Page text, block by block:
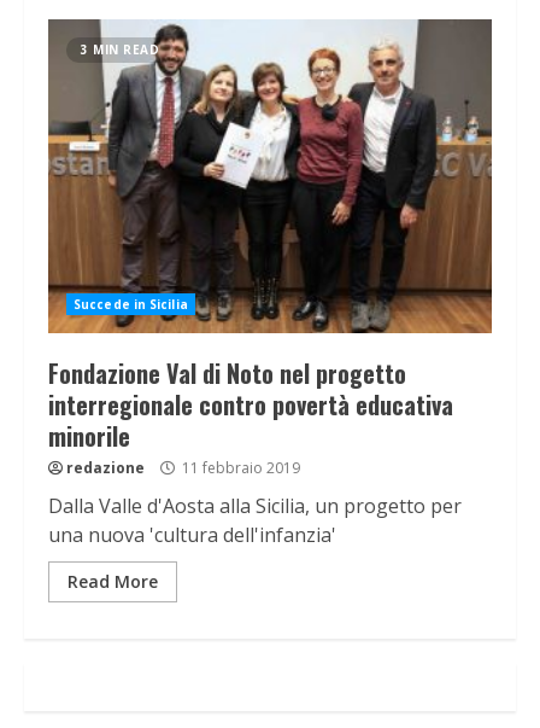
3 MIN READ
Succede in Sicilia
Fondazione Val di Noto nel progetto
interregionale contro povertà educativa
minorile
redazione 11 febbraio 2019
Dalla Valle d'Aosta alla Sicilia, un progetto per
una nuova 'cultura dell'infanzia'
Read More